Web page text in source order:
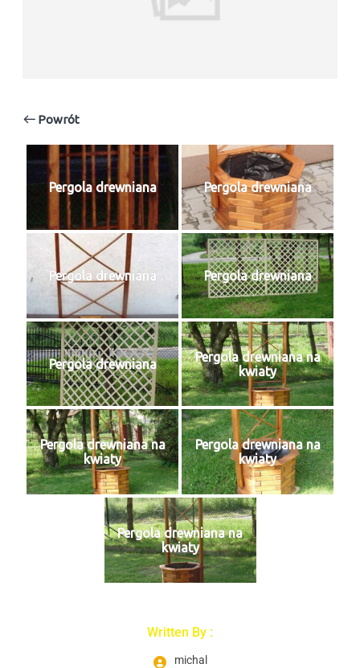
Written By :
michal
Powrót
Pergola drewniana Pergola drewniana
Pergola drewniana Pergola drewniana
Pergola drewniana
Pergola drewniana na
kwiaty
Pergola drewniana na
kwiaty
Pergola drewniana na
kwiaty
Pergola drewniana na
kwiaty